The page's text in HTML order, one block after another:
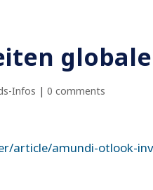
Infos |0 comments
article/amundi-otlook-